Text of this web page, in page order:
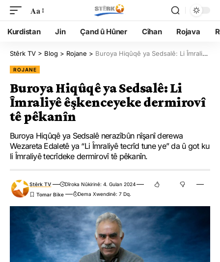
Aa
Kurdistan Jin Çand û Hûner Cîhan Rojava
Stêrk TV > Blog > Rojane > Buroya Hiqûqê ya Sedsalê: Li Îmraliyê êşkenceyeke dermirovî tê pêkanîn
ROJANE
Buroya Hiqûqê ya Sedsalê: Li
Îmraliyê êşkenceyeke dermirovî
tê pêkanîn
Buroya Hiqûqê ya Sedsalê nerazîbûn nîşanî derewa
Wezareta Edaletê ya “Li Îmraliyê tecrîd tune ye” da û got ku
li Îmraliyê tecrîdeke dermirovî tê pêkanîn.
Stêrk TV
Dîroka Nûkirinê: 4. Gulan 2024
Dema Xwendinê: 7 Dq.